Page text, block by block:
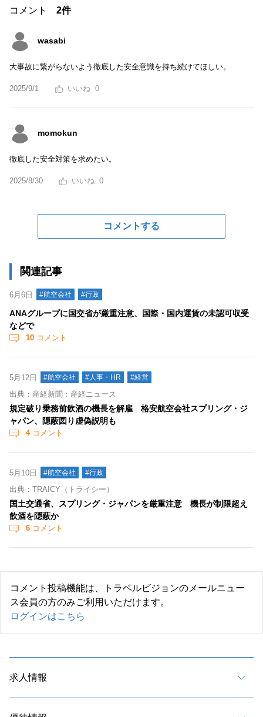
コメント 2件
wasabi
大事故に繋がらないよう徹底した安全意識を持ち続けてほしい。
2025/9/1 0
momokun
徹底した安全対策を求めたい。
2025/8/30 0
コメントする
関連記事
6月6日 #航空会社 #行政
ANAグループに国交省が厳重注意、国際・国内運賃の未認可収受
などで
10 コメント
5月12日 #航空会社 #人事・HR #経営
出典：産経新聞：産経ニュース
規定破り乗務前飲酒の機長を解雇 格安航空会社スプリング・ジ
ャパン、隠蔽図り虚偽説明も
4コメント
5月10日 #航空会社 #行政
出典：TRAICY（トライシー）
国土交通省、スプリング・ジャパンを厳重注意 機長が制限超え
飲酒を隠蔽か
6 コメント
コメント投稿機能は、トラベルビジョンのメールニュー
ス会員の方のみご利用いただけます。
ログインはこちら
求人情報